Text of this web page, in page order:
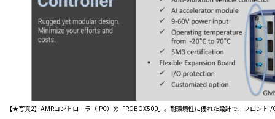
【★写真2】AMRコントローラ（IPC）の「ROBOX500」。耐環境性に優れた設計で、フロント